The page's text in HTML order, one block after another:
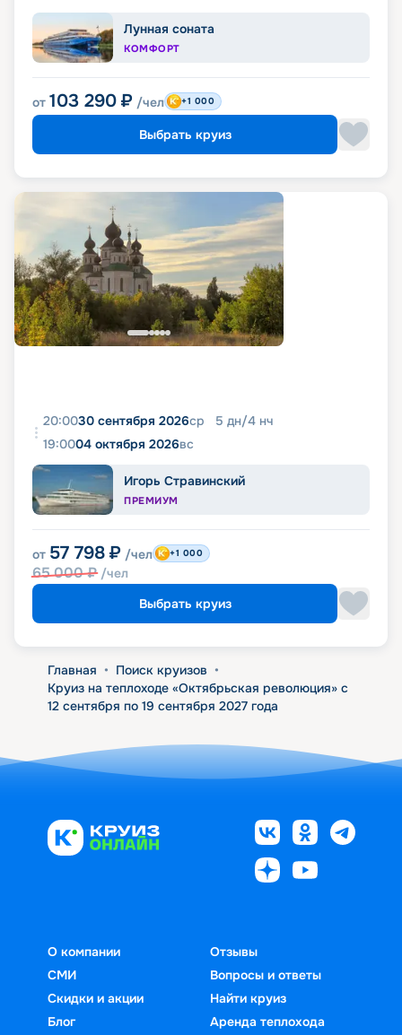
Лунная соната
КОМФОРТ
от 103 290 ₽ /чел +1 000
Выбрать круиз
20:0030 сентября 2026ср 5 дн/4 нч
19:0004 октября 2026вс
Игорь Стравинский
ПРЕМИУМ
от 57 798 ₽ /чел
65 000₽ /чел
+1 000
Выбрать круиз
Главная • Поиск круизов •
Круиз на теплоходе «Октябрьская революция» с
12 сентября по 19 сентября 2027 года
О компании
СМИ
Скидки и акции
Блог
Отзывы
Вопросы и ответы
Найти круиз
Аренда теплохода